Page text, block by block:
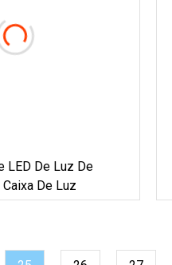
LED De Luz De
De Luz